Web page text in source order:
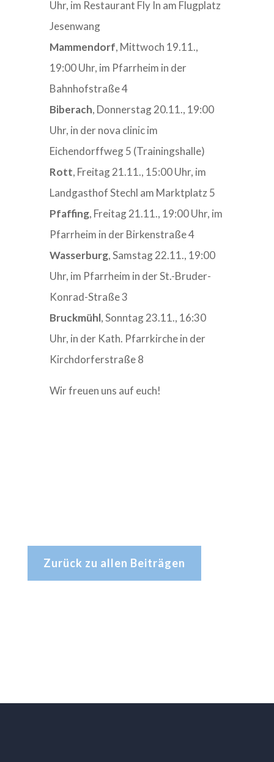
Uhr, im Restaurant Fly In am Flugplatz
Jesenwang
Mammendorf, Mittwoch 19.11.,
19:00 Uhr, im Pfarrheim in der
Bahnhofstraße 4
Biberach, Donnerstag 20.11., 19:00
Uhr, in der nova clinic im
Eichendorffweg 5 (Trainingshalle)
Rott, Freitag 21.11., 15:00 Uhr, im
Landgasthof Stechl am Marktplatz 5
Pfaffing, Freitag 21.11., 19:00 Uhr, im
Pfarrheim in der Birkenstraße 4
Wasserburg, Samstag 22.11., 19:00
Uhr, im Pfarrheim in der St.-Bruder-
Konrad-Straße 3
Bruckmühl, Sonntag 23.11., 16:30
Uhr, in der Kath. Pfarrkirche in der
Kirchdorferstraße 8
Wir freuen uns auf euch!
Zurück zu allen Beiträgen